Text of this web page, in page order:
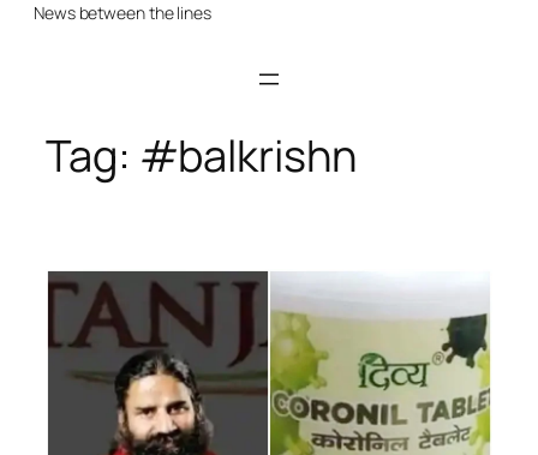
News between the lines
Tag: #balkrishn